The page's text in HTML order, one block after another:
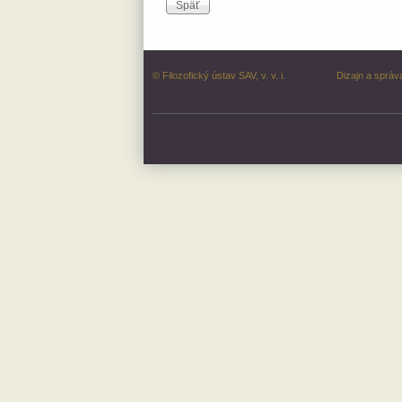
© Filozofický ústav SAV, v. v. i. Dizajn a